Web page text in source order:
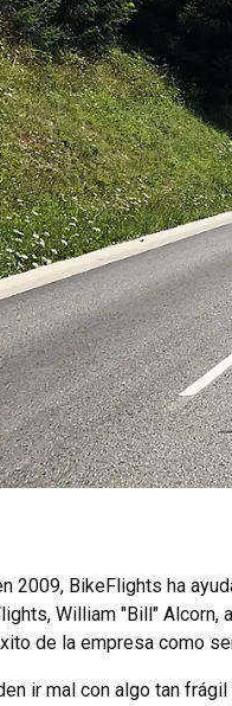
2009, BikeFlights ha
William "Bill"
de la empresa como
ir mal con algo tan